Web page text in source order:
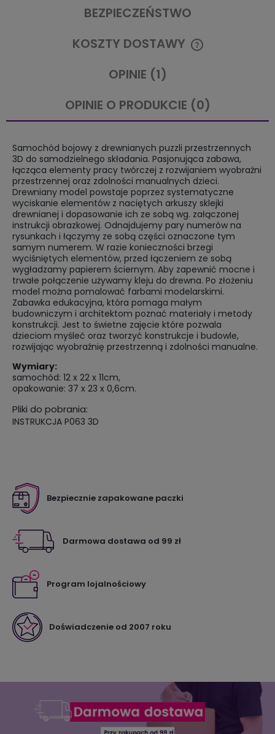
BEZPIECZEŃSTWO
KOSZTY DOSTAWY
CENA NIE ZAWIERA EWENTUALNYCH KOSZTÓW PŁATNOŚCI
OPINIE (1)
OPINIE O PRODUKCIE (0)
Samochód bojowy z drewnianych puzzli przestrzennych
3D do samodzielnego składania. Pasjonująca zabawa,
łącząca elementy pracy twórczej z rozwijaniem wyobraźni
przestrzennej oraz zdolności manualnych dzieci.
Drewniany model powstaje poprzez systematyczne
wyciskanie elementów z naciętych arkuszy sklejki
drewnianej i dopasowanie ich ze sobą wg. załączonej
instrukcji obrazkowej. Odnajdujemy pary numerów na
rysunkach i łączymy ze sobą części oznaczone tym
samym numerem. W razie konieczności brzegi
wyciśniętych elementów, przed łączeniem ze sobą
wygładzamy papierem ściernym. Aby zapewnić mocne i
trwałe połączenie używamy kleju do drewna. Po złożeniu
model można pomalować farbami modelarskimi.
Zabawka edukacyjna, która pomaga małym
budowniczym i architektom poznać materiały i metody
konstrukcji. Jest to świetne zajęcie które pozwala
dzieciom myśleć oraz tworzyć konstrukcje i budowle,
rozwijając wyobraźnię przestrzenną i zdolności manualne.
Wymiary:
samochód: 12 x 22 x 11cm,
opakowanie: 37 x 23 x 0,6cm.
Pliki do pobrania:
INSTRUKCJA P063 3D
Bezpiecznie zapakowane paczki
Darmowa dostawa od 99 zł
Program lojalnościowy
Doświadczenie od 2007 roku